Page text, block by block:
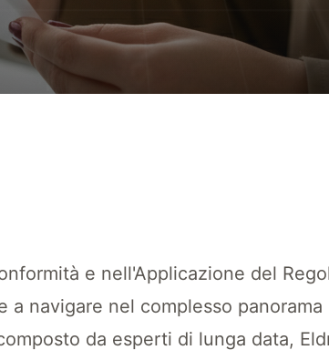
i piccoli brand a rischi di sequestro doganale.
e nell'Applicazione del
a navigare nel complesso
da esperti di lunga data,